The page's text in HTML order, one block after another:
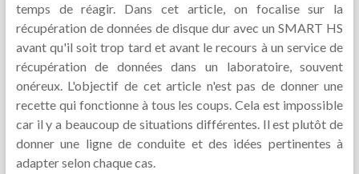
temps de réagir. Dans cet article, on focalise sur la
récupération de données de disque dur avec un SMART HS
avant qu'il soit trop tard et avant le recours à un service de
récupération de données dans un laboratoire, souvent
onéreux. L'objectif de cet article n'est pas de donner une
recette qui fonctionne à tous les coups. Cela est impossible
car il y a beaucoup de situations différentes. Il est plutôt de
donner une ligne de conduite et des idées pertinentes à
adapter selon chaque cas.